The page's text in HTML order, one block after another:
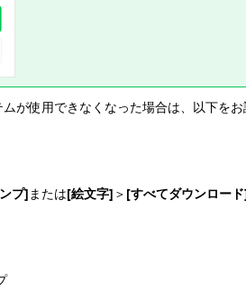
が使用できなくなった場合は、以下をお
プ]または[絵文字] ＞ [すべてダウンロー